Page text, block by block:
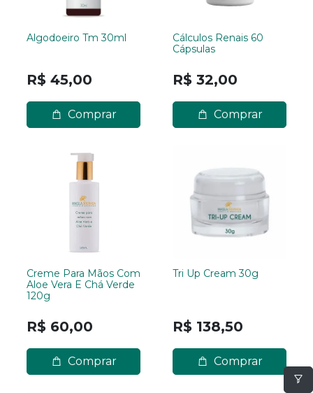
Algodoeiro Tm 30ml
R$ 45,00
Comprar
Cálculos Renais 60
Cápsulas
R$ 32,00
Comprar
Creme Para Mãos Com
Aloe Vera E Chá Verde
120g
R$ 60,00
Comprar
Tri Up Cream 30g
R$ 138,50
Comprar